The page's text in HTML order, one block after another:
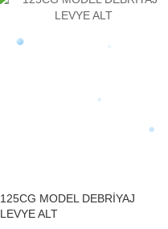
125CG MODEL DEBRİYAJ
LEVYE ALT